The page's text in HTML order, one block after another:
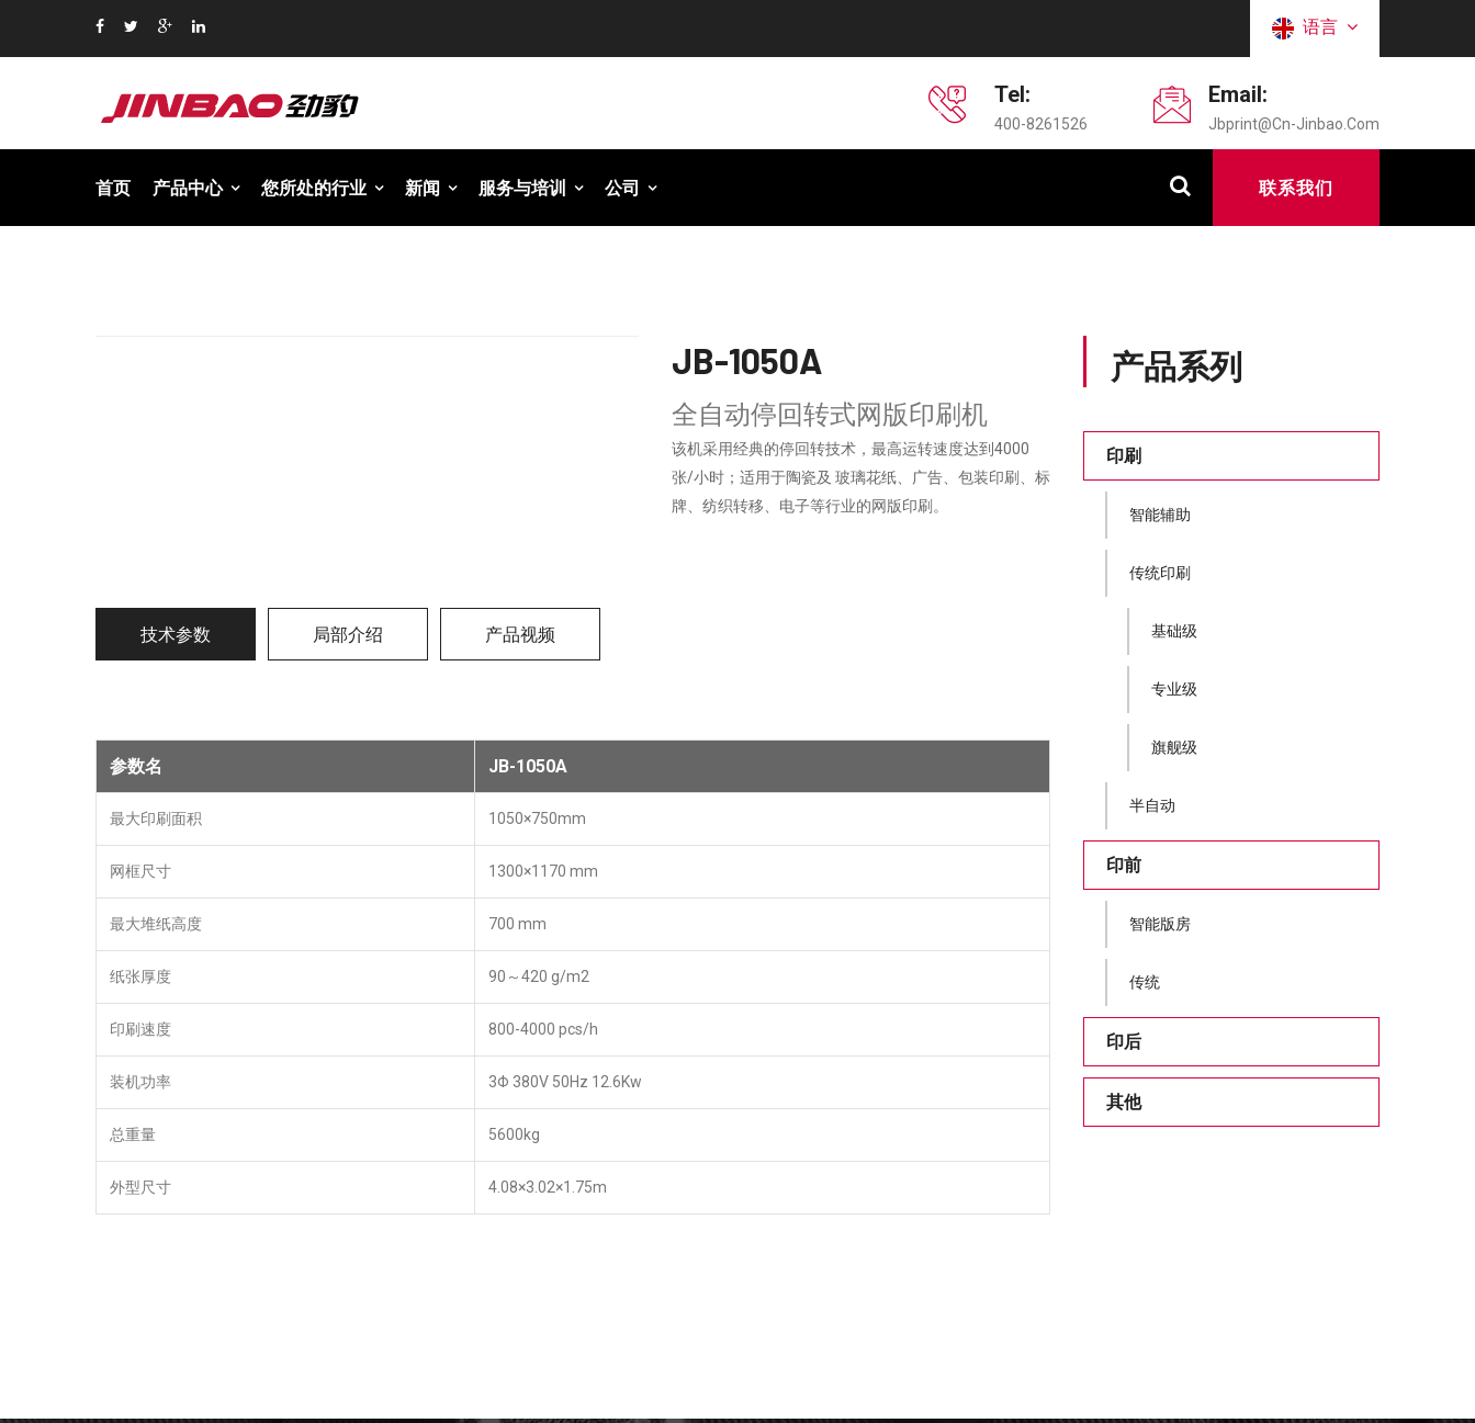
语言
Tel:
400-8261526
Email:
Jbprint@cn-Jinbao.com
首页 产品中心 您所处的行业 新闻 服务与培训 公司 联系我们
JB-1050A
全自动停回转式网版印刷机
该机采用经典的停回转技术，最高运转速度达到4000
张/小时；适用于陶瓷及 玻璃花纸、广告、包装印刷、标
牌、纺织转移、电子等行业的网版印刷。
技术参数 局部介绍 产品视频
参数名 JB-1050A
最大印刷面积 1050×750mm
网框尺寸 1300×1170 mm
最大堆纸高度 700 mm
纸张厚度 90～420 g/m2
印刷速度 800-4000 pcs/h
装机功率 3Φ 380V 50Hz 12.6Kw
总重量 5600kg
外型尺寸 4.08×3.02×1.75m
产品系列
印刷
智能辅助
传统印刷
基础级
专业级
旗舰级
半自动
印前
智能版房
传统
印后
其他